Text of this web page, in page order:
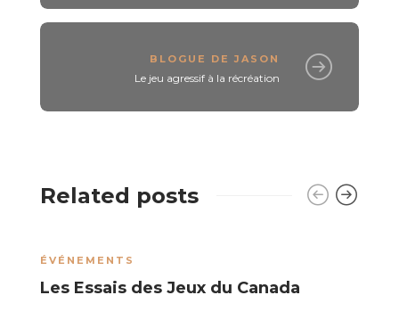
BLOGUE DE JASON
Le jeu agressif à la récréation
Related posts
ÉVÉNEMENTS
Les Essais des Jeux du Canada